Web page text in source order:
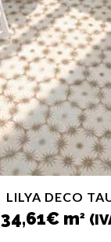
LILYA DECO
El
precio
34,61€El
m2